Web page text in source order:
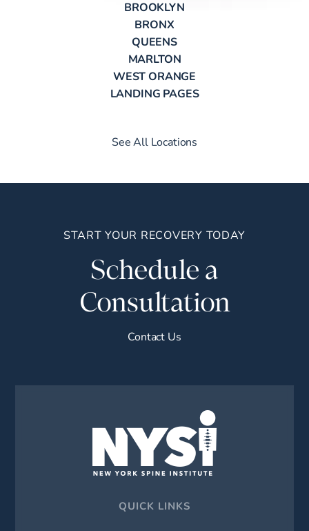
BROOKLYN
BRONX
QUEENS
MARLTON
WEST ORANGE
LANDING PAGES
See All Locations
START YOUR RECOVERY TODAY
Schedule a
Consultation
Contact Us
QUICK LINKS